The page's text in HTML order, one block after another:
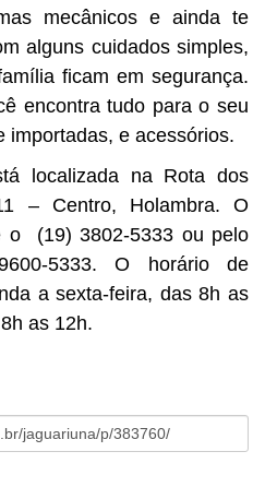
mecânicos e ainda te
alguns cuidados simples,
ficam em segurança.
encontra tudo para o seu
importadas, e acessórios.
localizada na Rota dos
– Centro, Holambra. O
o (19) 3802-5333 ou pelo
5333. O horário de
a sexta-feira, das 8h as
as 12h.